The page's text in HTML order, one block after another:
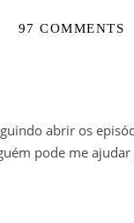
97 COMMENTS
abrir os
pode me ajudar